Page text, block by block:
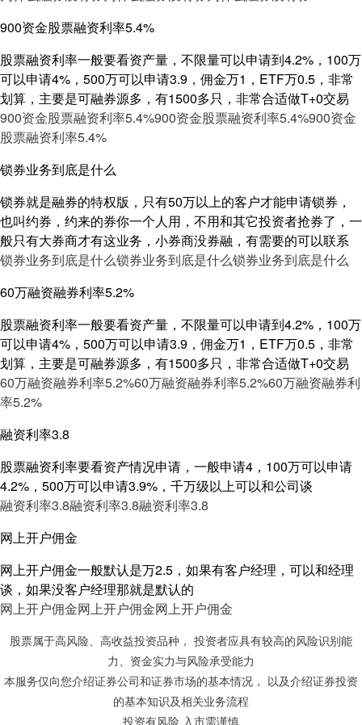
900资金股票融资利率5.4%
股票融资利率一般要看资产量，不限量可以申请到4.2%，100万
可以申请4%，500万可以申请3.9，佣金万1，ETF万0.5，非常
划算，主要是可融券源多，有1500多只，非常合适做T+0交易
900资金股票融资利率5.4%900资金股票融资利率5.4%900资金
股票融资利率5.4%
锁券业务到底是什么
锁券就是融券的特权版，只有50万以上的客户才能申请锁券，
也叫约券，约来的券你一个人用，不用和其它投资者抢券了，一
般只有大券商才有这业务，小券商没券融，有需要的可以联系
锁券业务到底是什么锁券业务到底是什么锁券业务到底是什么
60万融资融券利率5.2%
股票融资利率一般要看资产量，不限量可以申请到4.2%，100万
可以申请4%，500万可以申请3.9，佣金万1，ETF万0.5，非常
划算，主要是可融券源多，有1500多只，非常合适做T+0交易
60万融资融券利率5.2%60万融资融券利率5.2%60万融资融券利
率5.2%
融资利率3.8
股票融资利率要看资产情况申请，一般申请4，100万可以申请
4.2%，500万可以申请3.9%，千万级以上可以和公司谈
融资利率3.8融资利率3.8融资利率3.8
网上开户佣金
网上开户佣金一般默认是万2.5，如果有客户经理，可以和经理
谈，如果没客户经理那就是默认的
网上开户佣金网上开户佣金网上开户佣金
股票属于高风险、高收益投资品种， 投资者应具有较高的风险识别能
力、资金实力与风险承受能力
本服务仅向您介绍证券公司和证券市场的基本情况， 以及介绍证券投资
的基本知识及相关业务流程
投资有风险 入市需谨慎